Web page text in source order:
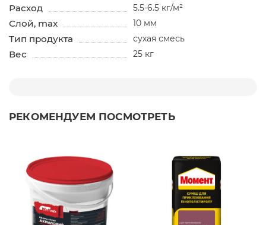
Расход 5.5-6.5 кг/м²
Слой, max 10 мм
Тип продукта сухая смесь
Вес 25 кг
РЕКОМЕНДУЕМ ПОСМОТРЕТЬ